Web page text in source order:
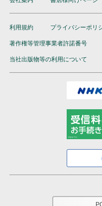
ラジオ エンジョイ・シ
5か月以上購読で特典付き
（後期は前年度4-9月の再放送
テレビ 会話が続く！リ
11か月以上購読で特典付き
現地ロケで出会った英語をそ
書いてマスター！ハング
利用規約 プライバシーポリ
著作権等管理事業者許諾番号
当社出版物等の利用について